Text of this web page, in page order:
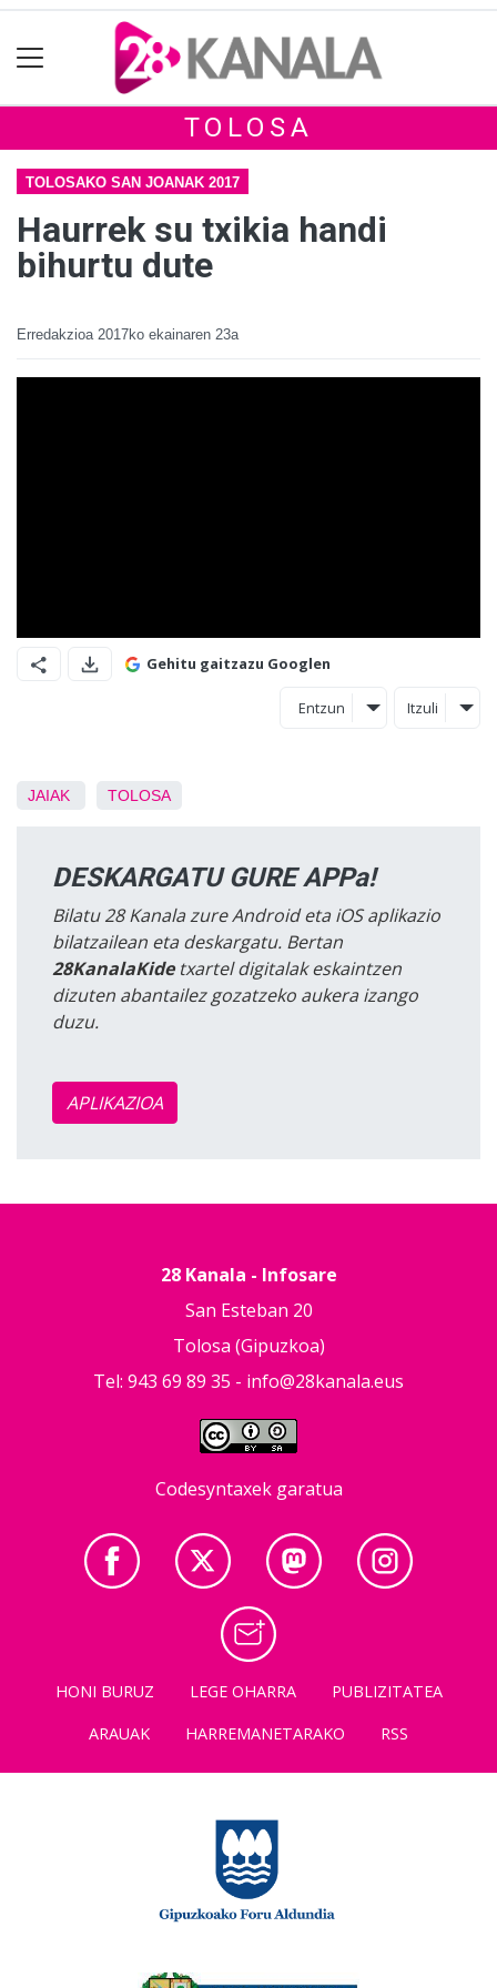
TOLOSA
TOLOSAKO SAN JOANAK 2017
Haurrek su txikia handi
bihurtu dute
Erredakzioa 2017ko ekainaren 23a
Gehitu gaitzazu Googlen
Entzun Itzuli
JAIAK TOLOSA
DESKARGATU GURE APPa!
Bilatu 28 Kanala zure Android eta iOS aplikazio
bilatzailean eta deskargatu. Bertan
28KanalaKidetxartel digitalak eskaintzen
dizuten abantailez gozatzeko aukera izango
duzu.
APLIKAZIOA
28 Kanala - Infosare
San Esteban 20
Tolosa (Gipuzkoa)
Tel: 943 69 89 35 - info@28kanala.eus
Codesyntaxek garatua
HONI BURUZ LEGE OHARRA
PUBLIZITATEA
ARAUAK
HARREMANETARAKO RSS